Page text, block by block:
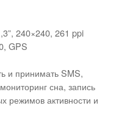
240×240, 261 ppi
GPS
и принимать SMS,
сна, запись
режимов активности и